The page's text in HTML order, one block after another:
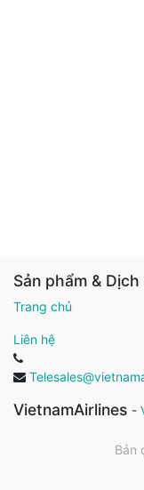
Sản phẩm & Dịch
Trang chủ
Liên hệ
VietnamAirlines -
Bản